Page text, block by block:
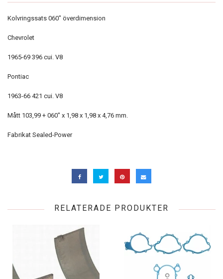
Kolvringssats 060" överdimension
Chevrolet
1965-69 396 cui. V8
Pontiac
1963-66 421 cui. V8
Mått 103,99 + 060" x 1,98 x 1,98 x 4,76 mm.
Fabrikat Sealed-Power
RELATERADE PRODUKTER